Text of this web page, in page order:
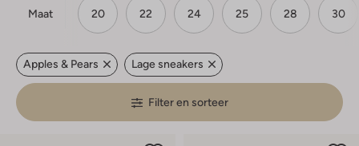
Maat 20 22 24 25 28 30
Apples & Pears Lage sneakers
Filter en sorteer